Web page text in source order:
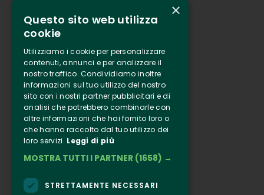
Chi siamo
Tenuta Selvaggia
Contatti
Biglietteria
Clappit
Informazione
Seguici
Facebook
×
Questo sito web utilizza
cookie
Utilizziamo i cookie per personalizzare
contenuti, annunci e per analizzare il
nostro traffico. Condividiamo inoltre
informazioni sul tuo utilizzo del nostro
sito con i nostri partner pubblicitari e di
analisi che potrebbero combinarle con
altre informazioni che hai fornito loro o
che hanno raccolto dal tuo utilizzo dei
loro servizi. Leggi di più
MOSTRA TUTTI I PARTNER (1658) →
STRETTAMENTE NECESSARI